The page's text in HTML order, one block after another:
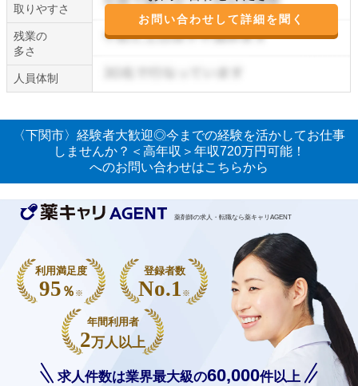
お問い合わせして詳細を聞く
取りやすさ
残業の
多さ
人員体制
〈下関市〉経験者大歓迎◎今までの経験を活かしてお仕事
しませんか？＜高年収＞年収720万円可能！
へのお問い合わせはこちらから
薬剤師の求人・転職なら薬キャリAGENT
求人件数は業界最大級の60,000件以上
利用満足度
95 ％ ※
登録者数
No.1 ※
年間利用者
2万人以上